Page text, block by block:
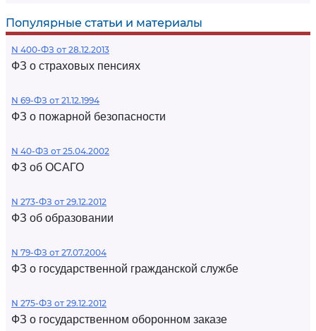
Популярные статьи и материалы
N 400-ФЗ от 28.12.2013
ФЗ о страховых пенсиях
N 69-ФЗ от 21.12.1994
ФЗ о пожарной безопасности
N 40-ФЗ от 25.04.2002
ФЗ об ОСАГО
N 273-ФЗ от 29.12.2012
ФЗ об образовании
N 79-ФЗ от 27.07.2004
ФЗ о государственной гражданской службе
N 275-ФЗ от 29.12.2012
ФЗ о государственном оборонном заказе